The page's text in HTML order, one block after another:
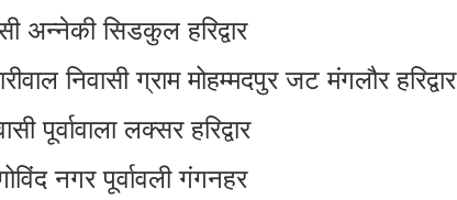
अन्नेकी सिडकुल हरिद्वार
निवासी ग्राम मोहम्मदपुर जट मंगलौर हरिद्वार
पूर्वावाला लक्सर हरिद्वार
नगर पूर्वावली गंगनहर